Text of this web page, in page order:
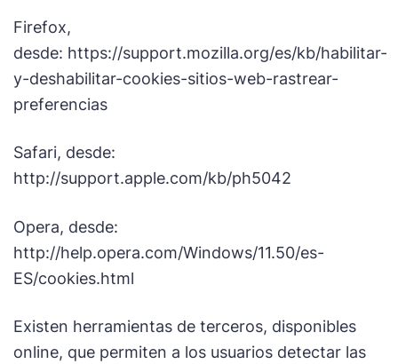
Firefox,
desde: https://support.mozilla.org/es/kb/habilitar-
y-deshabilitar-cookies-sitios-web-rastrear-
preferencias
Safari, desde:
http://support.apple.com/kb/ph5042
Opera, desde:
http://help.opera.com/Windows/11.50/es-
ES/cookies.html
Existen herramientas de terceros, disponibles
online, que permiten a los usuarios detectar las